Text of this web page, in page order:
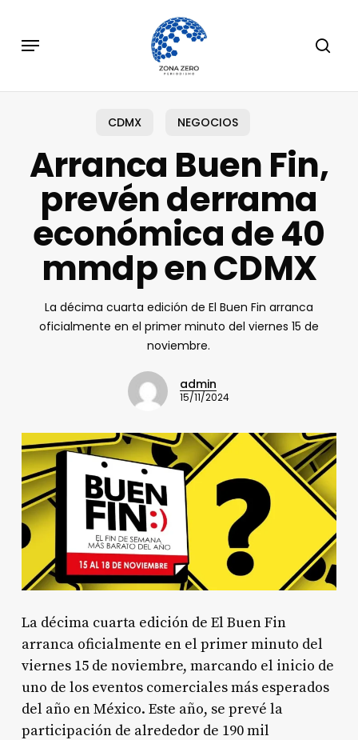
main
Menu
CDMX NEGOCIOS
Arranca Buen Fin,
prevén derrama
económica de 40
mmdp en CDMX
La décima cuarta edición de El Buen Fin arranca
oficialmente en el primer minuto del viernes 15 de
noviembre.
admin
15/11/2024
La décima cuarta edición de El Buen Fin
arranca oficialmente en el primer minuto del
viernes 15 de noviembre, marcando el inicio de
uno de los eventos comerciales más esperados
del año en México. Este año, se prevé la
participación de alrededor de 190 mil